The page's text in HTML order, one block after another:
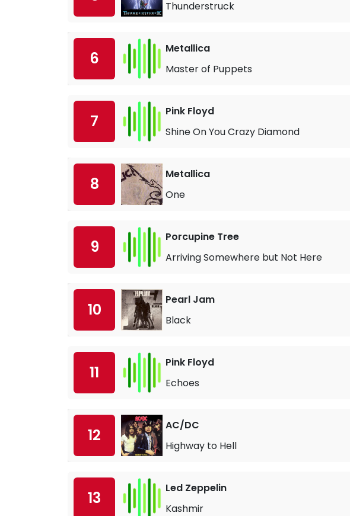
Thunderstruck
6
Metallica
Master of Puppets
7
Pink Floyd
Shine On You Crazy Diamond
8
Metallica
One
9
Porcupine Tree
Arriving Somewhere but Not Here
10
Pearl Jam
Black
11
Pink Floyd
Echoes
12
AC/DC
Highway to Hell
13
Led Zeppelin
Kashmir